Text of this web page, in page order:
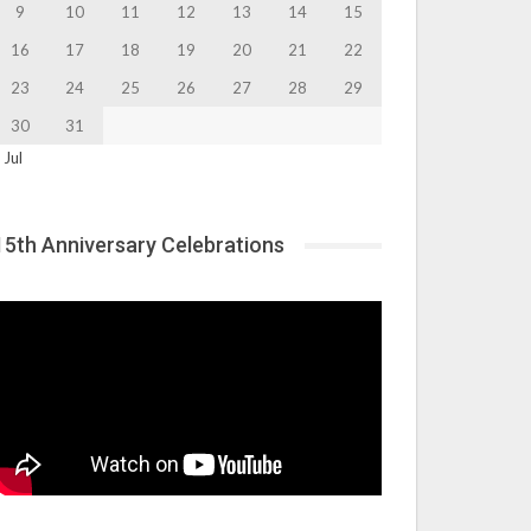
9 10 11 12 13 14
15
16
17 18 19 20 21
22
23
24 25 26 27 28
29
30
31
Jul
Anniversary Celebrations